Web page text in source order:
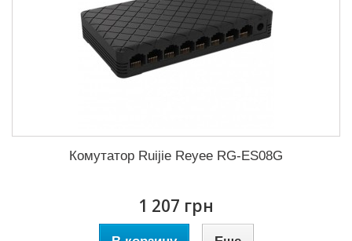
Комутатор Ruijie Reyee RG-ES08G
1 207 грн